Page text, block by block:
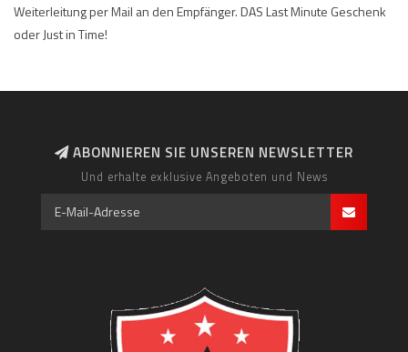
Weiterleitung per Mail an den Empfänger. DAS Last Minute Geschenk
oder Just in Time!
ABONNIEREN SIE UNSEREN NEWSLETTER
Und erhalte exklusive Angeboten und News